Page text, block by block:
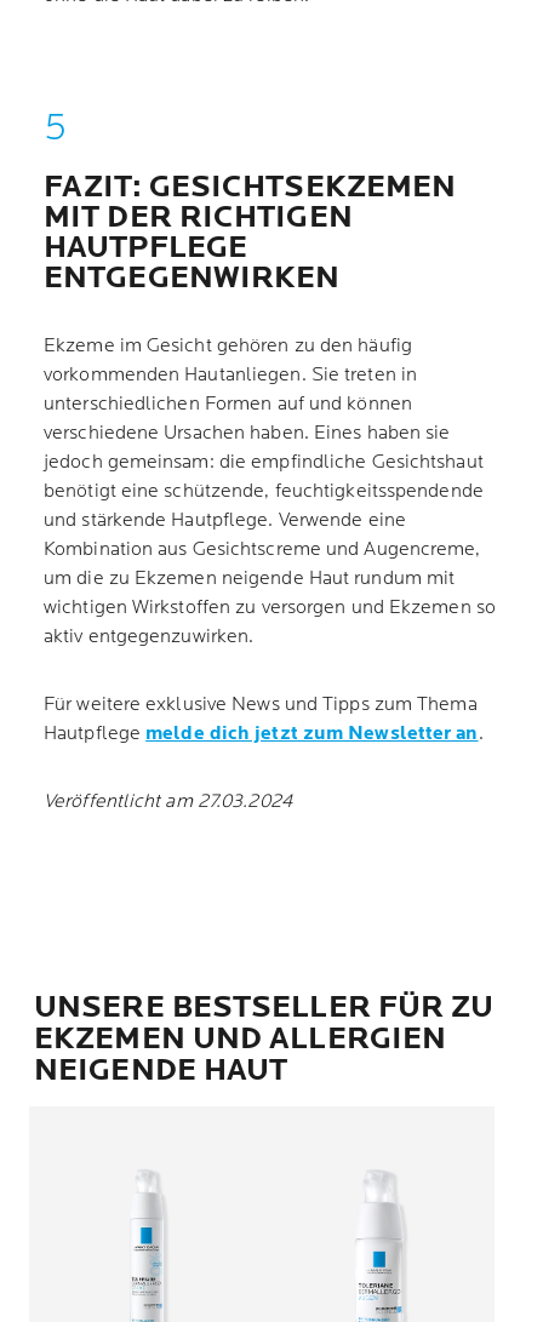
FAZIT: GESICHTSEKZEMEN
MIT DER RICHTIGEN
HAUTPFLEGE
ENTGEGENWIRKEN
Ekzeme im Gesicht gehören zu den häufig
vorkommenden Hautanliegen. Sie treten in
unterschiedlichen Formen auf und können
verschiedene Ursachen haben. Eines haben sie
jedoch gemeinsam: die empfindliche Gesichtshaut
benötigt eine schützende, feuchtigkeitsspendende
und stärkende Hautpflege. Verwende eine
Kombination aus Gesichtscreme und Augencreme,
um die zu Ekzemen neigende Haut rundum mit
wichtigen Wirkstoffen zu versorgen und Ekzemen so
aktiv entgegenzuwirken.
Für weitere exklusive News und Tipps zum Thema
Hautpflege melde dich jetzt zum Newsletter an.
Veröffentlicht am 27.03.2024
UNSERE BESTSELLER FÜR ZU
EKZEMEN UND ALLERGIEN
NEIGENDE HAUT